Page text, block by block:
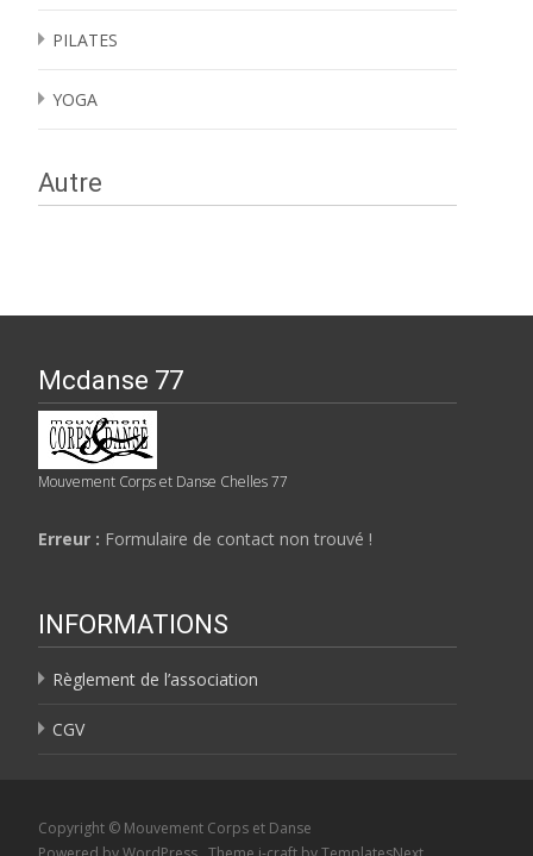
PILATES
YOGA
Autre
Mcdanse 77
Mouvement Corps et Danse Chelles 77
Erreur : Formulaire de contact non trouvé !
INFORMATIONS
Règlement de l’association
CGV
Copyright © Mouvement Corps et Danse